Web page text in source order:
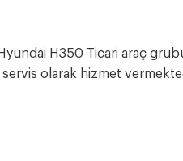
H350 Ticari araç
servis olarak hizmet